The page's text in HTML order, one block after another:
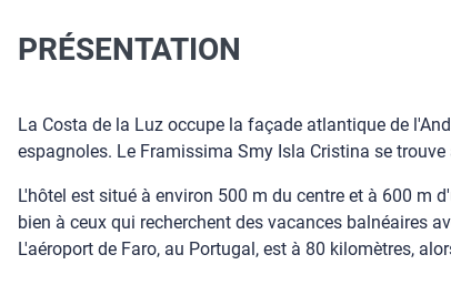
PRÉSENTATION
La Costa de la Luz occupe la façade atlantique de
espagnoles. Le Framissima Smy Isla Cristina se
L'hôtel est situé à environ 500 m du centre et à 600 m
bien à ceux qui recherchent des vacances balnéaires
L'aéroport de Faro, au Portugal, est à 80 kilomètres,